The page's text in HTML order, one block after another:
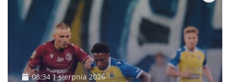
08:34 1 sierpnia 2026